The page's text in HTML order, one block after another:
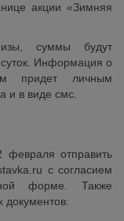
акции «Зимняя
суммы будут
суток. Информация о
придет личным
и в виде смс.
отправить
с согласием
форме. Также
документов: